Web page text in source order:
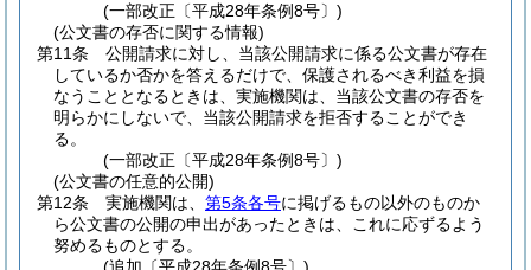
(一部改正〔平成28年条例8号〕)
(公文書の存否に関する情報)
第11条
公開請求に対し、当該公開請求に係る公文書が存在
しているか否かを答えるだけで、保護されるべき利益を損
なうこととなるときは、実施機関は、当該公文書の存否を
明らかにしないで、当該公開請求を拒否することができ
る。
(一部改正〔平成28年条例8号〕)
(公文書の任意的公開)
第12条
実施機関は、 第5条各号に掲げるもの以外のものか
ら公文書の公開の申出があったときは、これに応ずるよう
努めるものとする。